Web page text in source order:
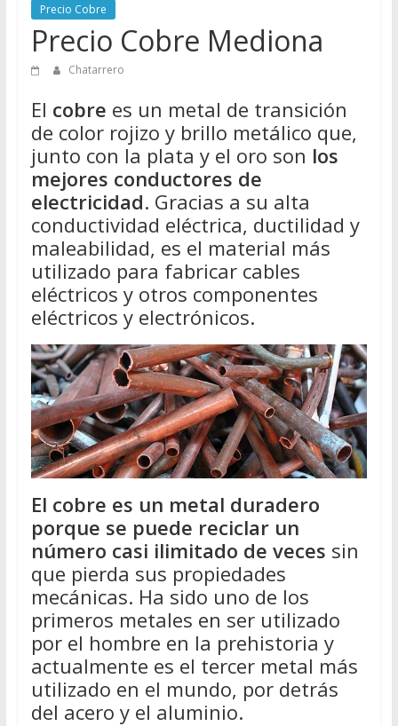
Chatarra
Precio Cobre
Precio Cobre Mediona
Chatarrero
El cobre es un metal de transición
de color rojizo y brillo metálico que,
junto con la plata y el oro son los
mejores conductores de
electricidad. Gracias a su alta
conductividad eléctrica, ductilidad y
maleabilidad, es el material más
utilizado para fabricar cables
eléctricos y otros componentes
eléctricos y electrónicos.
El cobre es un metal duradero
porque se puede reciclar un
número casi ilimitado de veces sin
que pierda sus propiedades
mecánicas. Ha sido uno de los
primeros metales en ser utilizado
por el hombre en la prehistoria y
actualmente es el tercer metal más
utilizado en el mundo, por detrás
del acero y el aluminio.